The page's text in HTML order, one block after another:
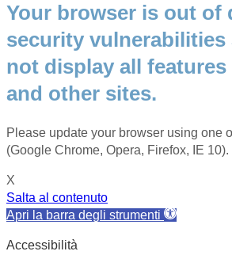
Your browser is out of
security vulnerabilities
not display all
and other sites.
Please update your browser using one
(Google Chrome, Opera, Firefox, IE 10).
X
Salta al contenuto
Apri la barra degli strumenti
Accessibilità